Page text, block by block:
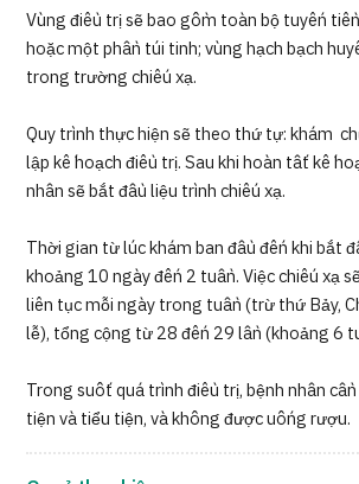
Tiếng Nhật Tiếng Anh
Tiếng
Tiếng Việt
Liên hệ
Vùng điều trị sẽ bao gồm toàn bộ tuyến
hoặc một phần túi tinh; vùng hạch bạch
trong trường chiếu xạ.
Quy trình thực hiện sẽ theo thứ tự: khám →
lập kế hoạch điều trị. Sau khi hoàn tất kế
nhân sẽ bắt đầu liệu trình chiếu xạ.
Thời gian từ lúc khám ban đầu đến khi bắt
khoảng 10 ngày đến 2 tuần. Việc chiếu xạ
liên tục mỗi ngày trong tuần (trừ thứ Bảy,
lễ), tổng cộng từ 28 đến 29 lần (khoảng 6
Trong suốt quá trình điều trị, bệnh nhân
tiện và tiểu tiện, và không được uống rượu.